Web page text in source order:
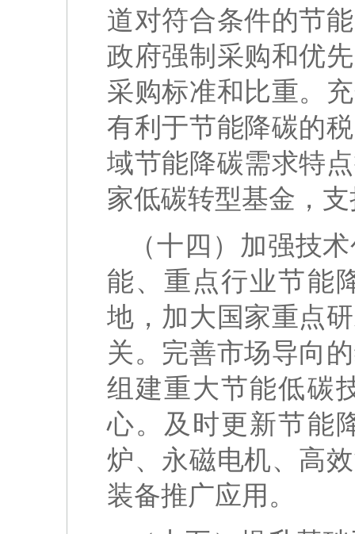
道对符合条件的节
政府强制采购和优
采购标准和比重。
有利于节能降碳的
域节能降碳需求特
家低碳转型基金，
（十四）加强技
能、重点行业节能
地，加大国家重点
关。完善市场导向
组建重大节能低碳
心。及时更新节能
炉、永磁电机、高
装备推广应用。